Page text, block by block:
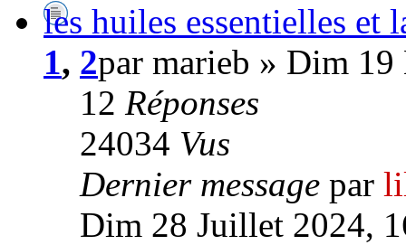
les huiles essentielles et
1, 2par marieb » Dim
12 Réponses
24034 Vus
Dernier message par
Dim 28 Juillet 2024,